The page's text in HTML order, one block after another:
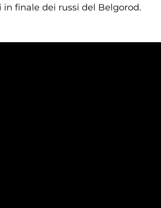
finale dei russi del Belgorod.